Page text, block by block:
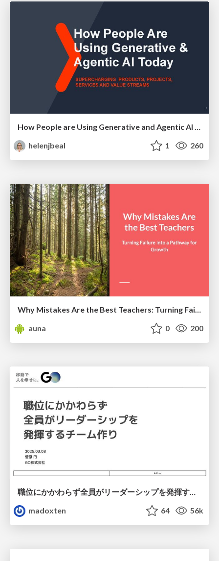
How People are Using Generative and Agentic AI to Supercharge Their Products, Projects, Services and Value Streams Today
helenjbeal
1 260
Why Mistakes Are the Best Teachers: Turning Failure into a Pathway for Growth
auna
0 200
職位にかかわらず全員がリーダーシップを発揮するチーム作り / Building a team where everyone can demonstrate leadership regardless of position
madoxten
64 56k